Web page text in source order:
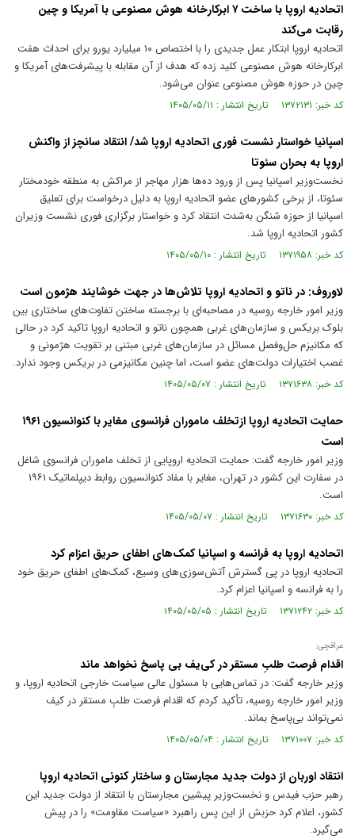
اتحادیه اروپا با ساخت ۷ ابرکارخانه هوش مصنوعی با آمریکا و چین
رقابت می‌کند
اتحادیه اروپا ابتکار عمل جدیدی را با اختصاص ۱۰ میلیارد یورو برای احداث هفت
ابرکارخانه هوش مصنوعی کلید زده که هدف از آن مقابله با پیشرفت‌های آمریکا و
چین در حوزه هوش مصنوعی عنوان می‌شود.
کد خبر: ۱۳۷۲۱۳۱ تاریخ انتشار : ۱۴۰۵/۰۵/۱۱
اسپانیا خواستار نشست فوری اتحادیه اروپا شد/ انتقاد سانچز از واکنش
اروپا به بحران سئوتا
نخست‌وزیر اسپانیا پس از ورود ده‌ها هزار مهاجر از مراکش به منطقه خودمختار
سئوتا، از برخی کشور‌های عضو اتحادیه اروپا به دلیل درخواست برای تعلیق
اسپانیا از حوزه شنگن به‌شدت انتقاد کرد و خواستار برگزاری فوری نشست وزیران
کشور اتحادیه اروپا شد.
کد خبر: ۱۳۷۱۹۵۸ تاریخ انتشار : ۱۴۰۵/۰۵/۱۰
لاوروف: در ناتو و اتحادیه اروپا تلاش‌ها در جهت خوشایند هژمون است
وزیر امور خارجه روسیه در مصاحبه‌ای با برجسته ساختن تفاوت‌های ساختاری بین
بلوک بریکس و سازمان‌های غربی همچون ناتو و اتحادیه اروپا تاکید کرد در حالی
که مکانیزم حل‌وفصل مسائل در سازمان‌های غربی مبتنی بر تقویت هژمونی و
غصب اختیارات دولت‌های عضو است، اما چنین مکانیزمی در بریکس وجود ندارد.
کد خبر: ۱۳۷۱۶۳۸ تاریخ انتشار : ۱۴۰۵/۰۵/۰۷
حمایت اتحادیه اروپا ازتخلف ماموران فرانسوی مغایر با کنوانسیون ۱۹۶۱
است
وزیر امور خارجه گفت: حمایت اتحادیه اروپایی از تخلف ماموران فرانسوی شاغل
در سفارت این کشور در تهران، مغایر با مفاد کنوانسیون روابط دیپلماتیک ۱۹۶۱
است.
کد خبر: ۱۳۷۱۶۳۰ تاریخ انتشار : ۱۴۰۵/۰۵/۰۷
اتحادیه اروپا به فرانسه و اسپانیا کمک‌های اطفای حریق اعزام کرد
اتحادیه اروپا در پی گسترش آتش‌سوزی‌های وسیع، کمک‌های اطفای حریق خود
را به فرانسه و اسپانیا اعزام کرد.
کد خبر: ۱۳۷۱۲۴۲ تاریخ انتشار : ۱۴۰۵/۰۵/۰۵
عراقچی:
اقدام فرصت طلبِ مستقر در کی‌یف بی پاسخ نخواهد ماند
وزیر خارجه گفت: در تماس‌هایی با مسئول عالی سیاست خارجی اتحادیه اروپا، و
وزیر امور خارجه روسیه، تأکید کردم که اقدام فرصت طلبِ مستقر در کیف
نمی‌تواند بی‌پاسخ بماند.
کد خبر: ۱۳۷۱۰۰۷ تاریخ انتشار : ۱۴۰۵/۰۵/۰۴
انتقاد اوربان از دولت جدید مجارستان و ساختار کنونی اتحادیه اروپا
رهبر حزب فیدس و نخست‌وزیر پیشین مجارستان با انتقاد از دولت جدید این
کشور، اعلام کرد حزبش از این پس راهبرد «سیاست مقاومت» را در پیش
می‌گیرد.